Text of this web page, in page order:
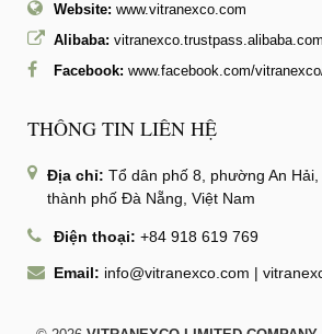
Website: www.vitranexco.com
Alibaba: vitranexco.trustpass.alibaba.com
Facebook: www.facebook.com/
THÔNG TIN LIÊN HỆ
Địa chỉ: Tổ dân phố 8, phường An Hải,
thành phố Đà Nẵng, Việt Nam
Điện thoại: +84 918 619 769
Email: info@vitranexco.com |